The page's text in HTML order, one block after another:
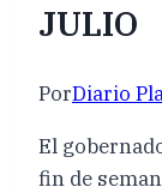
JULIO
PorDiario
El
fin de